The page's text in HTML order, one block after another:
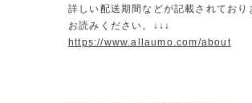
詳しい配送期間などが記載されてお
お読みください。↓↓↓
https://www.allaumo.com/about